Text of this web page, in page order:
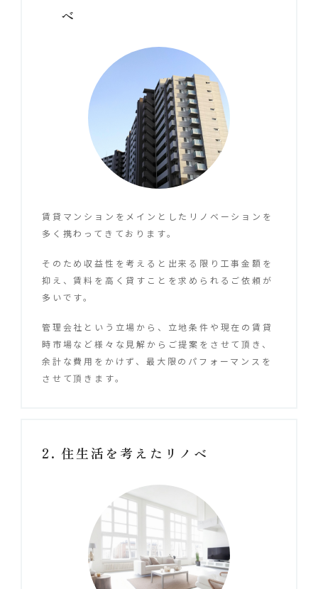
ベ
賃貸マンションをメインとしたリノベーションを
多く携わってきております。
そのため収益性を考えると出来る限り工事金額を
抑え、賃料を高く貸すことを求められるご依頼が
多いです。
管理会社という立場から、立地条件や現在の賃貸
時市場など様々な見解からご提案をさせて頂き、
余計な費用をかけず、最大限のパフォーマンスを
させて頂きます。
住生活を考えたリノベ